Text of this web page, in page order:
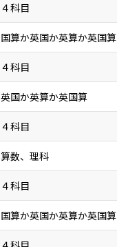
４科目
国算か英国か英算か英国算
４科目
英国か英算か英国算
４科目
算数、理科
４科目
国算か英国か英算か英国算